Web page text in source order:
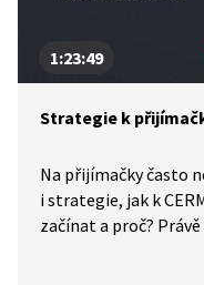
1:23:49
Strategie k
Na přijímačky často
i strategie, jak k
začínat a proč?